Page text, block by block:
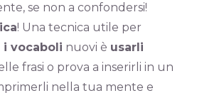
se non a confondersi!
! Una tecnica utile per
vocaboli nuovi è usarli
frasi o prova a inserirli in un
nella tua mente e